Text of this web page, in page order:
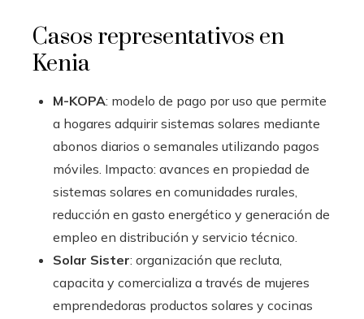
Casos representativos en
Kenia
M-KOPA: modelo de pago por uso que permite
a hogares adquirir sistemas solares mediante
abonos diarios o semanales utilizando pagos
móviles. Impacto: avances en propiedad de
sistemas solares en comunidades rurales,
reducción en gasto energético y generación de
empleo en distribución y servicio técnico.
Solar Sister: organización que recluta,
capacita y comercializa a través de mujeres
emprendedoras productos solares y cocinas